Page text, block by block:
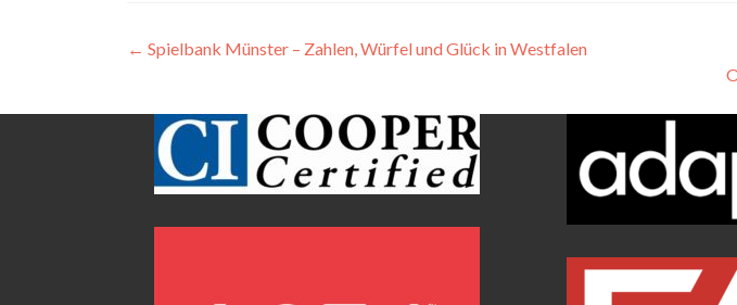
Post
← Spielbank Münster – Zahlen, Würfel und Glück in Westfalen